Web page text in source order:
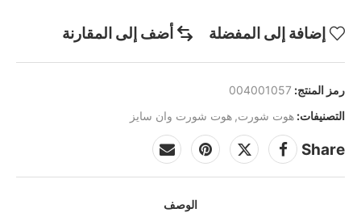
إضافة إلى المفضلة أضف إلى المقارنة
رمز المنتج: 004001057
التصنيفات: هوت شورت, هوت شورت وان سايز
Share
الوصف